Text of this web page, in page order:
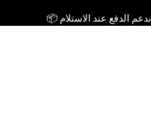
ندعم الدفع عند الاستلام 📦